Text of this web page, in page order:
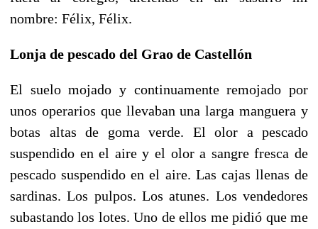
nombre: Félix, Félix.
Lonja de pescado del Grao de Castellón
El suelo mojado y continuamente remojado por
unos operarios que llevaban una larga manguera y
botas altas de goma verde. El olor a pescado
suspendido en el aire y el olor a sangre fresca de
pescado suspendido en el aire. Las cajas llenas de
sardinas. Los pulpos. Los atunes. Los vendedores
subastando los lotes. Uno de ellos me pidió que me